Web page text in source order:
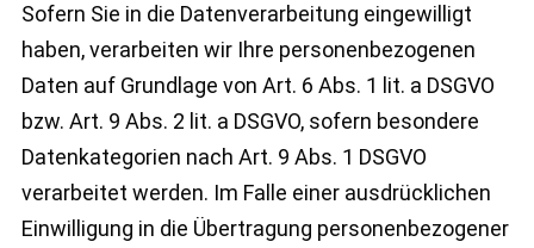
Sofern Sie in die Datenverarbeitung eingewilligt
haben, verarbeiten wir Ihre personenbezogenen
Daten auf Grundlage von Art. 6 Abs. 1 lit. a DSGVO
bzw. Art. 9 Abs. 2 lit. a DSGVO, sofern besondere
Datenkategorien nach Art. 9 Abs. 1 DSGVO
verarbeitet werden. Im Falle einer ausdrücklichen
Einwilligung in die Übertragung personenbezogener